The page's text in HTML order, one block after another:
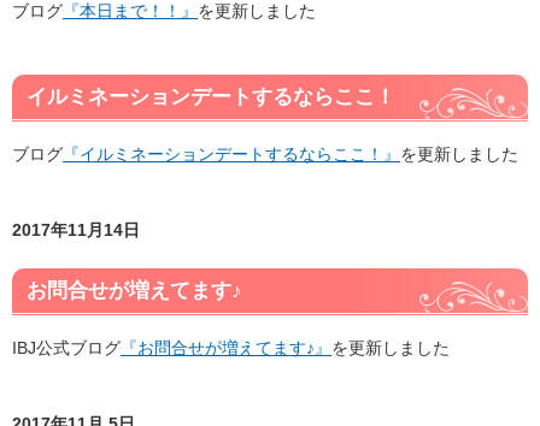
ブログ 『本日まで！！』 を更新しました
イルミネーションデートするならここ！
ブログ 『イルミネーションデートするならここ！』 を更新しました
2017年11月14日
お問合せが増えてます♪
IBJ公式ブログ 『お問合せが増えてます♪』 を更新しました